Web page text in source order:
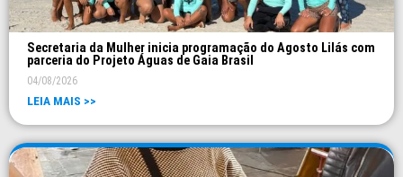
Secretaria da Mulher inicia programação do Agosto Lilás com
parceria do Projeto Águas de Gaia Brasil
04/08/2026
LEIA MAIS >>